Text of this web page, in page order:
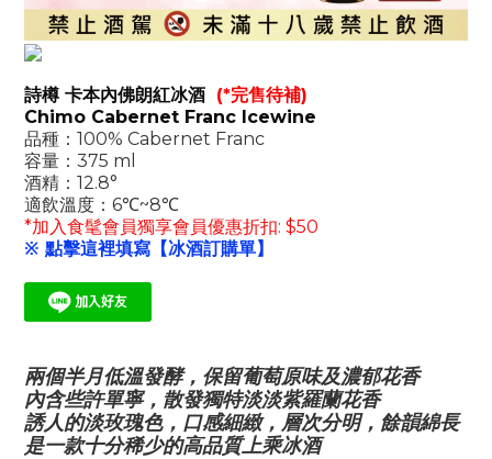
詩樽 卡本內佛朗紅冰酒 (*完售待補)
Chimo Cabernet Franc Icewine
品種：100% Cabernet Franc
容量：375 ml
酒精：12.8°
適飲溫度：6℃~8℃
*加入食髦會員獨享會員優惠折扣: $50
※ 點擊這裡填寫【冰酒訂購單】
兩個半月低溫發酵，保留葡萄原味及濃郁花香
內含些許單寧，散發獨特淡淡紫羅蘭花香
誘人的淡玫瑰色，口感細緻，層次分明，餘韻綿長
是一款十分稀少的高品質上乘冰酒